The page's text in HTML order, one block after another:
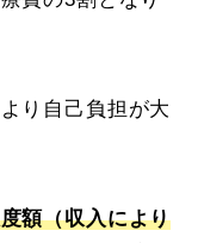
り自己負担が大
額（収入により